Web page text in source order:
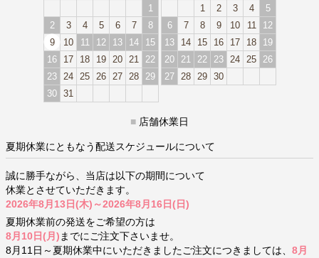
1
2
3 4 5 6 7
8
9
10 11 12 13 14
15
16
17 18 19 20 21
22
23
24 25 26 27 28
29
30 31
1
2 3 4
5
6
7 8 9 10 11
12
13
14 15 16 17 18
19
20
21 22 23 24 25
26
27
28 29 30
■ 店舗休業日
夏期休業にともなう配送スケジュールについて
誠に勝手ながら、当店は以下の期間について
休業とさせていただきます。
2026年8月13日(木)～2026年8月16日(日)
夏期休業前の発送をご希望の方は
8月10日(月) までにご注文下さいませ。
8月11日～夏期休業中にいただきましたご注文につきましては、 8月